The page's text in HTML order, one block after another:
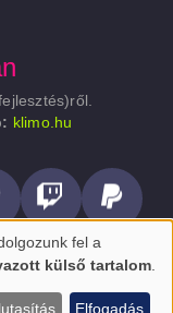
klimo.hu
fel a
külső tartalom
Elfogadás